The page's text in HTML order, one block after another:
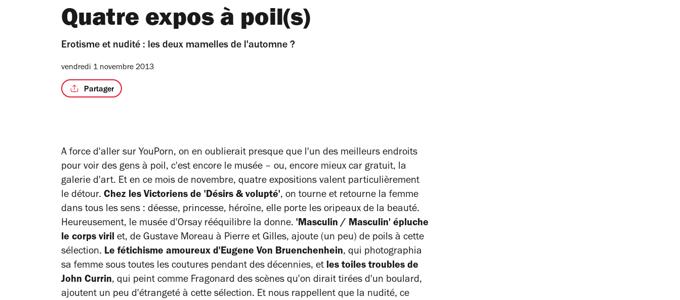
Quatre expos à poil(s)
Erotisme et nudité : les deux mamelles de l'automne ?
vendredi 1 novembre 2013
Partager
A force d'aller sur YouPorn, on en oublierait presque que l'un des meilleurs endroits
pour voir des gens à poil, c'est encore le musée – ou, encore mieux car gratuit, la
galerie d'art. Et en ce mois de novembre, quatre expositions valent particulièrement
le détour. Chez les Victoriens de 'Désirs & volupté', on tourne et retourne la femme
dans tous les sens : déesse, princesse, héroïne, elle porte les oripeaux de la beauté.
Heureusement, le musée d'Orsay rééquilibre la donne. 'Masculin / Masculin' épluche
le corps viril et, de Gustave Moreau à Pierre et Gilles, ajoute (un peu) de poils à cette
sélection. Le fétichisme amoureux d'Eugene Von Bruenchenhein, qui photographia
sa femme sous toutes les coutures pendant des décennies, et les toiles troubles de
John Currin, qui peint comme Fragonard des scènes qu'on dirait tirées d'un boulard,
ajoutent un peu d'étrangeté à cette sélection. Et nous rappellent que la nudité, ce